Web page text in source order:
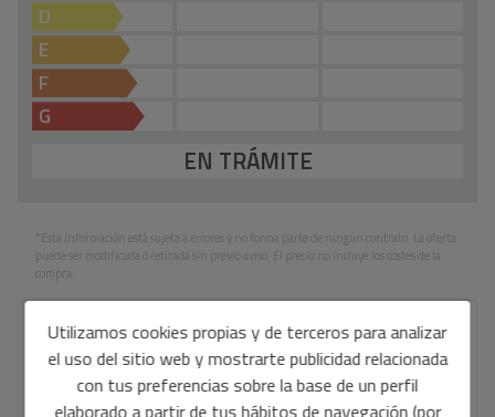
D
E
F
G
EN TRÁMITE
*Esta información está sujeta a errores y no forma parte de ningún contrato. La oferta
puede ser modificada o retirada sin previo aviso. El precio no incluye los costes de la
compra.
Tu nombre completo*
Utilizamos cookies propias y de terceros para analizar
el uso del sitio web y mostrarte publicidad relacionada
con tus preferencias sobre la base de un perfil
elaborado a partir de tus hábitos de navegación (por